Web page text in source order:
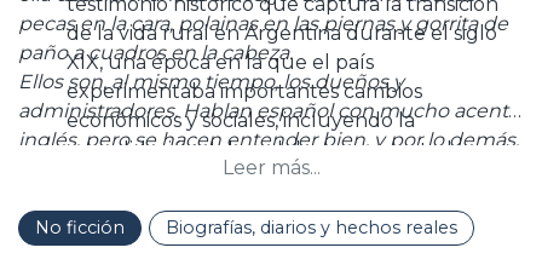
de la vida rural en Argentina durante el siglo
XIX, una época en la que el país
experimentaba importantes cambios
económicos y sociales, incluyendo la
consolidación del modelo agroexportador.
Obra poco difundida: A pesar de su importancia
como documento histórico y cultural, esta obra
no es ampliamente conocida fuera de círculos
pecas en la cara, polainas en las piernas y gorrita de
paño a cuadros en la cabeza.
Ellos son, al mismo tiempo, los dueños y
administradores. Hablan español con mucho acento
inglés, pero se hacen entender bien, y por lo demás,
Leer más...
No ficción Biografías, diarios y hechos reales